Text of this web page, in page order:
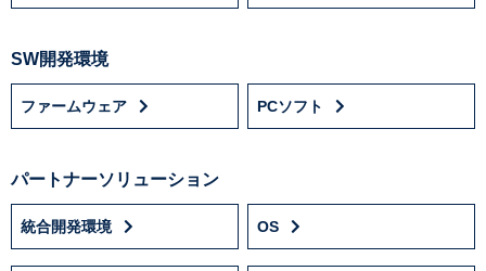
SW開発環境
ファームウェア PCソフト
パートナーソリューション
統合開発環境 OS